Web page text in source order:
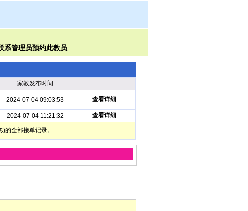
家教发布时间
2024-07-04 09:03:53 查看详细
2024-07-04 11:21:32 查看详细
的全部接单记录。